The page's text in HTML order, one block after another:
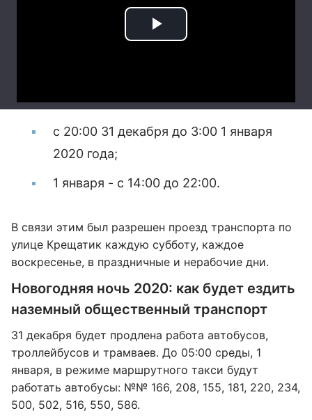
с 20:00 31 декабря до 3:00 1 января
2020 года;
1 января - с 14:00 до 22:00.
В связи этим был разрешен проезд транспорта по
улице Крещатик каждую субботу, каждое
воскресенье, в праздничные и нерабочие дни.
Новогодняя ночь 2020: как будет ездить
наземный общественный транспорт
31 декабря будет продлена работа автобусов,
троллейбусов и трамваев. До 05:00 среды, 1
января, в режиме маршрутного такси будут
работать автобусы: №№ 166, 208, 155, 181, 220, 234,
500, 502, 516, 550, 586.